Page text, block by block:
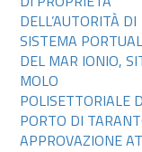
DELL’AUTORITÀ DI
SISTEMA
DEL MAR IONIO,
MOLO
POLISETTORIALE
PORTO DI
APPROVAZIONE